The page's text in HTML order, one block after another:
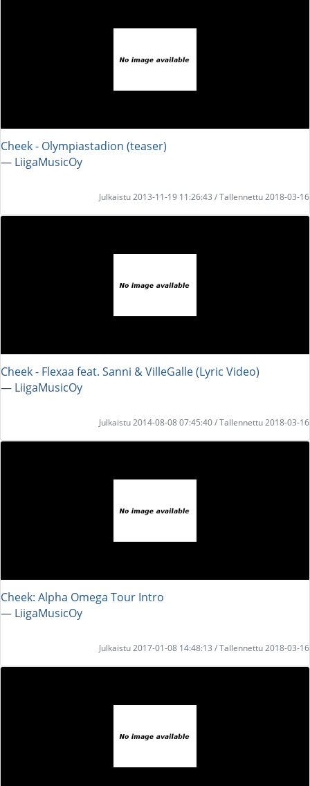
Cheek - Olympiastadion (teaser)
― LiigaMusicOy
Julkaistu 2013-11-19 11:26:43 / Tallennettu 2018-03-16
Cheek - Flexaa feat. Sanni & VilleGalle (Lyric Video)
― LiigaMusicOy
Julkaistu 2014-08-08 07:45:40 / Tallennettu 2018-03-16
Cheek: Alpha Omega Tour Intro
― LiigaMusicOy
Julkaistu 2017-01-08 14:48:13 / Tallennettu 2018-03-16